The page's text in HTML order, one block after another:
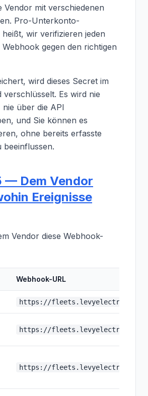
Vendor mit verschiedenen
Pro-Unterkonto-
wir verifizieren jeden
Webhook gegen den richtigen
wird dieses Secret im
verschlüsselt. Es wird nie
über die API
und Sie können es
ohne bereits erfasste
beeinflussen.
— Dem Vendor
Ereignisse
Vendor diese Webhook-
Webhook-URL
https://fleets.levyelectric.com/
https://fleets.levyelectric.com/
https://fleets.levyelectric.com/